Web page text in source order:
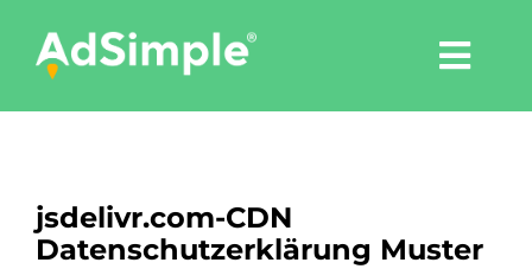
content
Tools
jsdelivr.com-CDN
Datenschutzerklärung Muster